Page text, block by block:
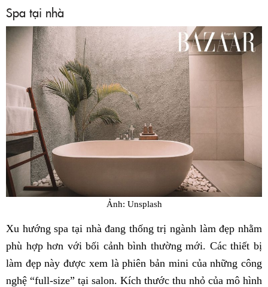
Spa tại nhà
Ảnh: Unsplash
Xu hướng spa tại nhà đang thống trị ngành làm đẹp nhằm
phù hợp hơn với bối cảnh bình thường mới. Các thiết bị
làm đẹp này được xem là phiên bản mini của những công
nghệ “full-size” tại salon. Kích thước thu nhỏ của mô hình